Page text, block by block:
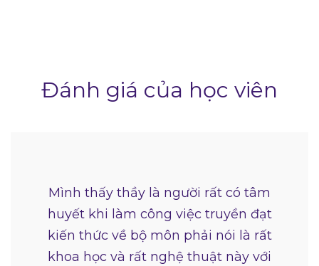
Đánh giá của học viên
Mình thấy thầy là người rất có tâm
huyết khi làm công việc truyền đạt
kiến thức về bộ môn phải nói là rất
khoa học và rất nghệ thuật này với